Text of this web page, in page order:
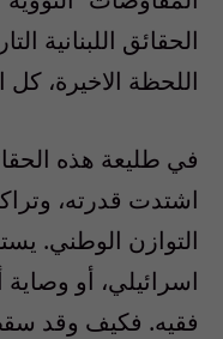
الحقائق اللبنانية
اللحظة الاخيرة، كل
في طليعة هذه
اشتدت قدرته،
التوازن الوطني.
اسرائيلي، أو وصاية
فقيه. فكيف وقد